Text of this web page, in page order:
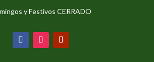
y Festivos CERRADO